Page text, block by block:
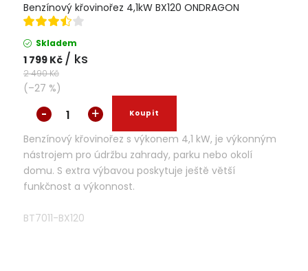
Benzínový křovinořez 4,1kW BX120 ONDRAGON
Skladem
1 799 Kč / ks
2 490 Kč
(–27 %)
Benzínový křovinořez s výkonem 4,1 kW, je výkonným
nástrojem pro údržbu zahrady, parku nebo okolí
domu. S extra výbavou poskytuje ještě větší
funkčnost a výkonnost.
BT7011-BX120